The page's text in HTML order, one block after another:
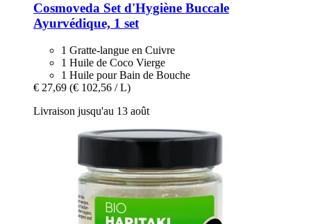
Cosmoveda Set d'Hygiène Buccale
Ayurvédique, 1 set
1 Gratte-langue en Cuivre
1 Huile de Coco Vierge
1 Huile pour Bain de Bouche
€ 27,69 (€ 102,56 / L)
Livraison jusqu'au 13 août